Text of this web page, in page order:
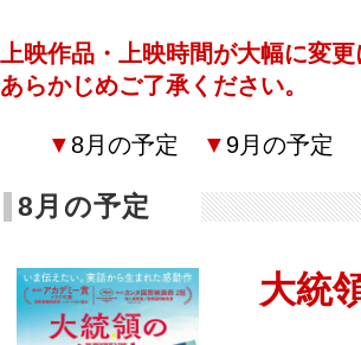
上映作品・上映時間が大幅に変
あらかじめご了承ください。
▼ 8月の予定 ▼ 9月の予定
8月の予定
大統